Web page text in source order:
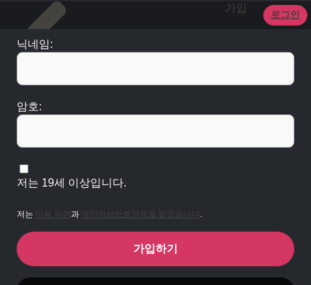
가입
로그인
닉네임:
암호:
저는 19세 이상입니다.
저는 이용 약관과 개인정보보호정책을 읽었습니다 .
가입하기